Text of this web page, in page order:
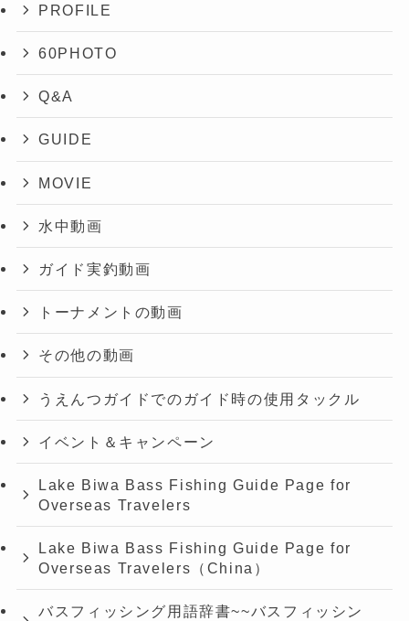
PROFILE
60PHOTO
Q&A
GUIDE
MOVIE
水中動画
ガイド実釣動画
トーナメントの動画
その他の動画
うえんつガイドでのガイド時の使用タックル
イベント＆キャンペーン
Lake Biwa Bass Fishing Guide Page for
Overseas Travelers
Lake Biwa Bass Fishing Guide Page for
Overseas Travelers（China）
バスフィッシング用語辞書~~バスフィッシン